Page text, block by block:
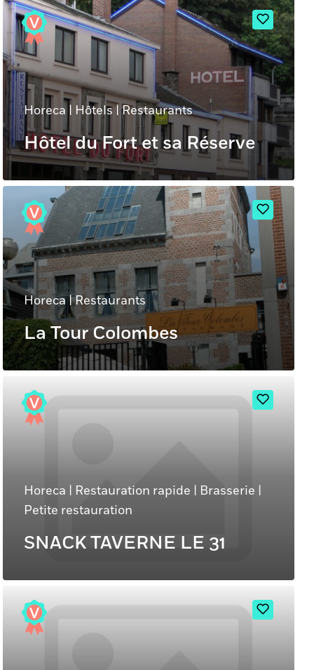
Horeca | Hôtels|Restaurants
Hôtel du Fort et sa Réserve
Horeca|Restaurants
La Tour Colombes
Horeca | Restauration rapide | Brasserie |
Petite restauration
SNACK TAVERNE LE 31